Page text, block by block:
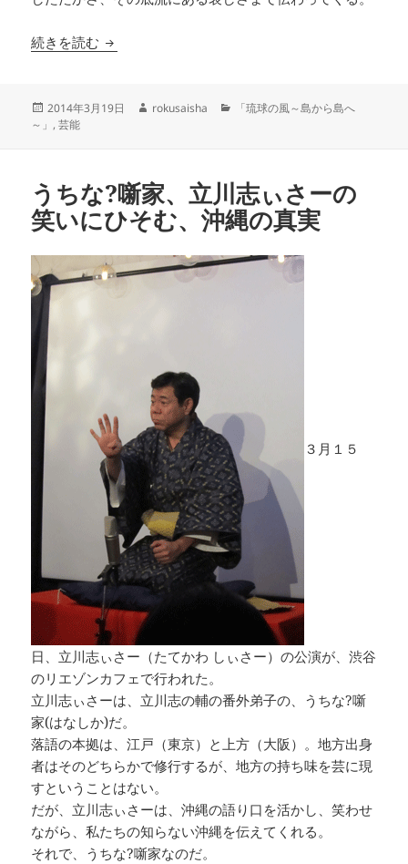
続きを読む うちな〜噺家、立川志ぃさーの笑いにひそむ、沖
投
稿
2014年3月19日
作
rokusaisha
カ「琉球の風～島から島へ
～」 ,芸能
うちな?噺家、立川志ぃさーの
笑いにひそむ、沖縄の真実
３月１５
日、立川志ぃさー（たてかわ しぃさー）の公演が、渋谷
のリエゾンカフェで行われた。
立川志ぃさーは、立川志の輔の番外弟子の、うちな?噺
家(はなしか)だ。
落語の本拠は、江戸（東京）と上方（大阪）。地方出身
者はそのどちらかで修行するが、地方の持ち味を芸に現
すということはない。
だが、立川志ぃさーは、沖縄の語り口を活かし、笑わせ
ながら、私たちの知らない沖縄を伝えてくれる。
それで、うちな?噺家なのだ。